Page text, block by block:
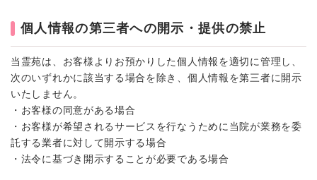
個人情報の第三者への開示・提供の禁止
当霊苑は、お客様よりお預かりした個人情報を適切に管理し、
次のいずれかに該当する場合を除き、個人情報を第三者に開示
いたしません。
・お客様の同意がある場合
・お客様が希望されるサービスを行なうために当院が業務を委
託する業者に対して開示する場合
・法令に基づき開示することが必要である場合